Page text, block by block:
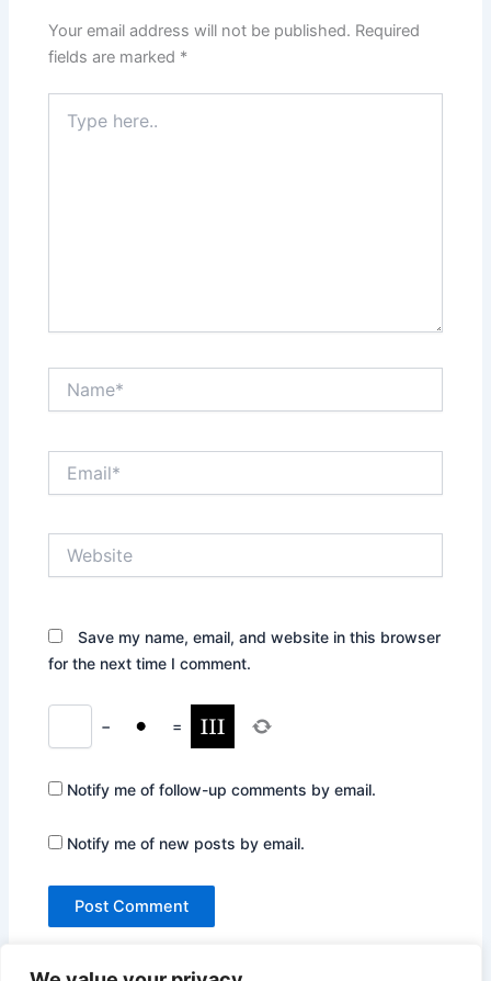
Your email address will not be published. Required
fields are marked *
here..
Save my name, email, and website in this browser
for the next time I comment.
− =
Notify me of follow-up comments by email.
Notify me of new posts by email.